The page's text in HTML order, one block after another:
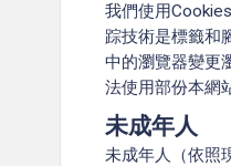
我們使用
踪技術是標籤和
中的瀏覽器變更
法使用部份本網
未成年人
未成年人（依照